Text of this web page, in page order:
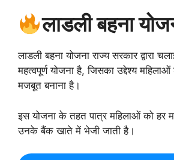
लाडली बहना
लाडली बहना योजना राज्य सरकार द्वारा
महत्वपूर्ण योजना है, जिसका उद्देश्य
मजबूत बनाना है।
इस योजना के तहत पात्र महिलाओं को हर
उनके बैंक खाते में भेजी जाती है।